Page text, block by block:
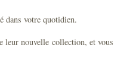
dans votre quotidien.
leur nouvelle collection, et vous